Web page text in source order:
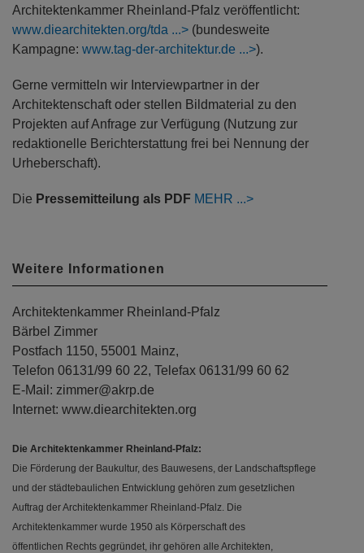
Architektenkammer Rheinland-Pfalz veröffentlicht:
www.diearchitekten.org/tda
(bundesweite
Kampagne: www.tag-der-architektur.de ).
Gerne vermitteln wir Interviewpartner in der
Architektenschaft oder stellen Bildmaterial zu den
Projekten auf Anfrage zur Verfügung (Nutzung zur
redaktionelle Berichterstattung frei bei Nennung der
Urheberschaft).
Die Pressemitteilung als PDF MEHR
Weitere Informationen
Architektenkammer Rheinland-Pfalz
Bärbel Zimmer
Postfach 1150, 55001 Mainz,
Telefon 06131/99 60 22, Telefax 06131/99 60 62
E-Mail: zimmer@akrp.de
Internet: www.diearchitekten.org
Die Architektenkammer Rheinland-Pfalz:
Die Förderung der Baukultur, des Bauwesens, der Landschaftspflege
und der städtebaulichen Entwicklung gehören zum gesetzlichen
Auftrag der Architektenkammer Rheinland-Pfalz. Die
Architektenkammer wurde 1950 als Körperschaft des
öffentlichen Rechts gegründet, ihr gehören alle Architekten,